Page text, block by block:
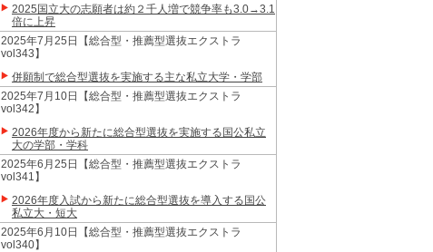
2025国立大の志願者は約２千人増で競争率も3.0→3.1
倍に上昇
2025年7月25日【総合型・推薦型選抜エクストラ
vol343】
併願制で総合型選抜を実施する主な私立大学・学部
2025年7月10日【総合型・推薦型選抜エクストラ
vol342】
2026年度から新たに総合型選抜を実施する国公私立
大の学部・学科
2025年6月25日【総合型・推薦型選抜エクストラ
vol341】
2026年度入試から新たに総合型選抜を導入する国公
私立大・短大
2025年6月10日【総合型・推薦型選抜エクストラ
vol340】